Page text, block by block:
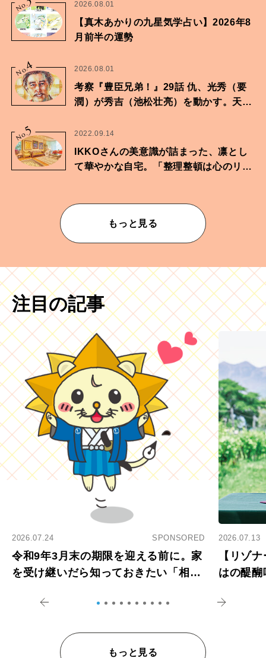
No. 2026.08.01
【真木あかりの九星気学占い】2026年8
月前半の運勢
No.4 2026.08.01
考察『豊臣兄弟！』29話 仇、光秀（要
潤）が秀吉（池松壮亮）を動かす。天下
No.5 2022.09.14
IKKOさんの美意識が詰まった、凛とし
て華やかな自宅。「整理整頓は心のリズ
もっと見る
注目の記事
2026.07.24 SPONSORED
令和9年3月末の期限を迎える前に。家
を受け継いだら知っておきたい「相続
2026.07.13
【リゾ
はの醍
もっと見る